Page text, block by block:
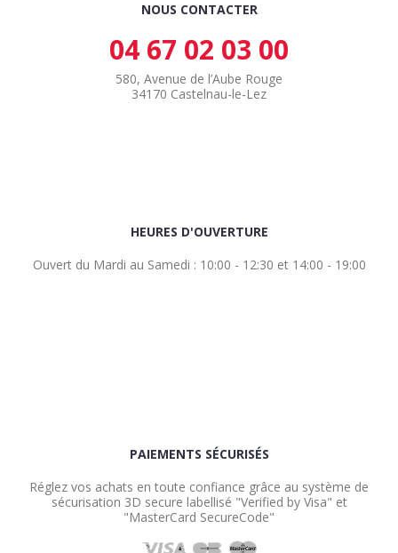
NOUS CONTACTER
04 67 02 03 00
580, Avenue de l’Aube Rouge
34170 Castelnau-le-Lez
HEURES D'OUVERTURE
Ouvert du Mardi au Samedi : 10:00 - 12:30 et 14:00 - 19:00
PAIEMENTS SÉCURISÉS
Réglez vos achats en toute confiance grâce au système de
sécurisation 3D secure labellisé "Verified by Visa" et
"MasterCard SecureCode"